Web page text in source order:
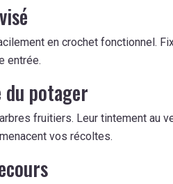
en crochet fonctionnel.
entrée.
potager
fruitiers. Leur tintement au
vos récoltes.